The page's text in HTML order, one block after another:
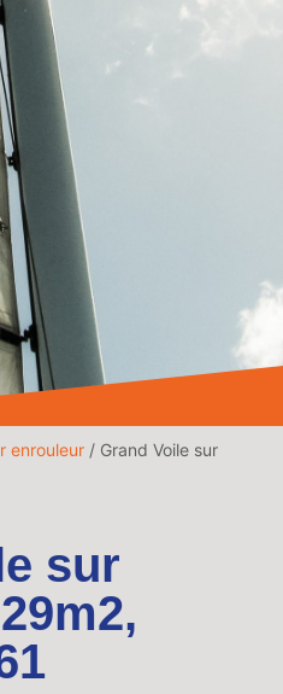
enrouleur / Grand Voile sur
sur